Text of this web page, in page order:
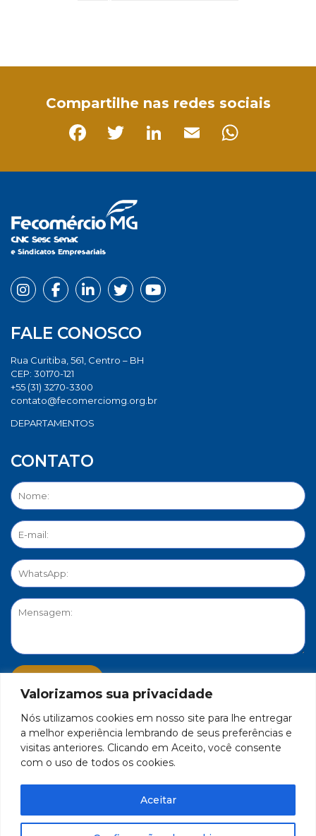
Valorizamos sua privacidade
Nós utilizamos cookies em nosso site para lhe entregar
a melhor experiência lembrando de seus preferências e
visitas anteriores. Clicando em Aceito, você consente
com o uso de todos os cookies.
Aceitar
Compartilhe nas redes sociais
FALE CONOSCO
Rua Curitiba, 561, Centro – BH
CEP: 30170-121
+55 (31) 3270-3300
contato@fecomerciomg.org.br
DEPARTAMENTOS
CONTATO
PORTAL DE PRIVACIDADE
17.271.982/0001-59